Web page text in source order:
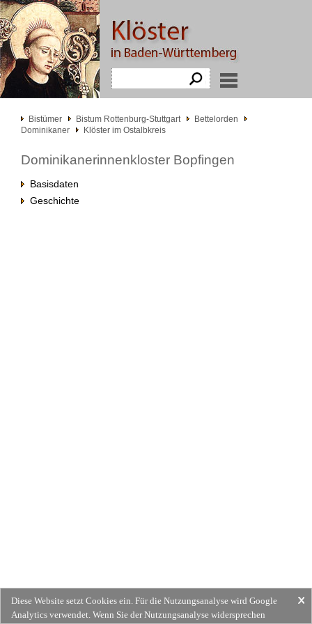
Bistümer Bistum Rottenburg-Stuttgart
Bettelorden
Dominikaner
Klöster im Ostalbkreis
Dominikanerinnenkloster Bopfingen
Basisdaten
Geschichte
Diese Website setzt Cookies ein. Für die Nutzungsanalyse wird Google
Analytics verwendet. Wenn Sie der Nutzungsanalyse widersprechen